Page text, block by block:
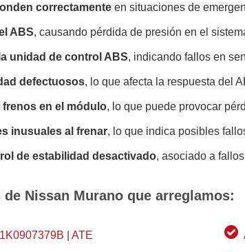
correctamente en situaciones de
ABS, causando pérdida de presión en el
unidad de control ABS, indicando fallos en
defectuosos, lo que afecta la respuesta del
en el módulo, lo que puede provocar
inusuales al frenar, lo que indica posibles
de estabilidad desactivado, asociado a
Nissan Murano que arreglamos:
| ATE